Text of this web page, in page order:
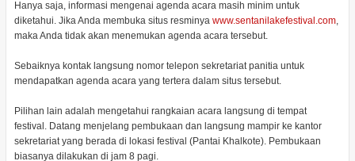
Hanya saja, informasi mengenai agenda acara masih minim untuk
diketahui. Jika Anda membuka situs resminya www.sentanilakefestival.com,
maka Anda tidak akan menemukan agenda acara tersebut.
Sebaiknya kontak langsung nomor telepon sekretariat panitia untuk
mendapatkan agenda acara yang tertera dalam situs tersebut.
Pilihan lain adalah mengetahui rangkaian acara langsung di tempat
festival. Datang menjelang pembukaan dan langsung mampir ke kantor
sekretariat yang berada di lokasi festival (Pantai Khalkote). Pembukaan
biasanya dilakukan di jam 8 pagi.